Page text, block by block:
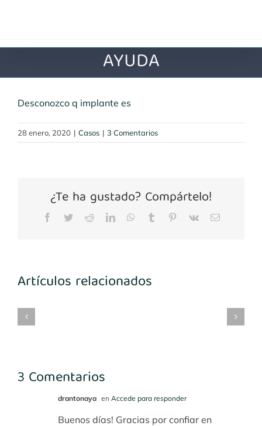
AYUDA
Desconozco q implante es
28 enero, 2020 | Casos | 3 Comentarios
¿Te ha gustado? Compártelo!
Facebook
TwitterRedditLinkedInWhatsApp
Tumblr Pinterest
Vk
Correo
Artículos relacionados
Implantes
3 Comentarios
drantonaya en Accede para responder
Buenos días! Gracias por confiar en